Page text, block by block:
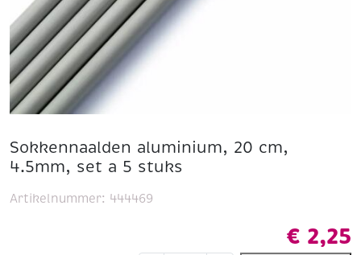
Sokkennaalden aluminium, 20 cm,
4.5mm, set a 5 stuks
€ 2,25
Artikelnummer: 444469